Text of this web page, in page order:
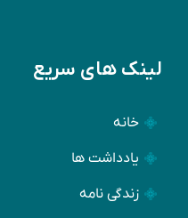
لینک های سریع
خانه
یادداشت ها
زندگی نامه